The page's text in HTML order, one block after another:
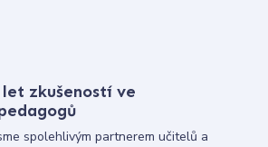
zkušeností ve
spolehlivým partnerem učitelů a